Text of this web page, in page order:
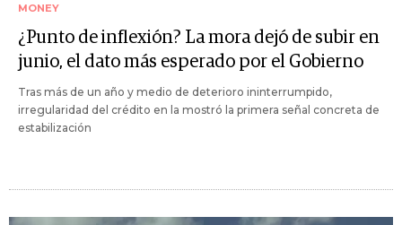
MONEY
¿Punto de inflexión? La mora dejó de subir en
junio, el dato más esperado por el Gobierno
Tras más de un año y medio de deterioro ininterrumpido,
irregularidad del crédito en la mostró la primera señal concreta de
estabilización